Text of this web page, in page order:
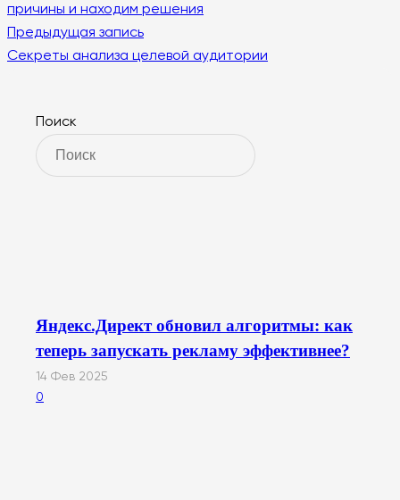
причины и находим решения
Предыдущая запись
Секреты анализа целевой аудитории
Поиск
Яндекс.Директ обновил алгоритмы: как
теперь запускать рекламу эффективнее?
14 Фев 2025
0